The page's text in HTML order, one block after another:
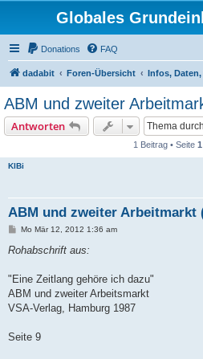
Globales
Donations FAQ
dadabit Foren-Übersicht Infos,
ABM und zweiter
Antworten
1 Beitrag • Seite 1
KlBi
ABM und zweiter Arbeitmarkt
B
i
a
Mo Mär 12, 2012 1:36 am
Rohabschrift aus:
"Eine Zeitlang gehöre ich dazu"
ABM und zweiter Arbeitsmarkt
VSA-Verlag, Hamburg 1987
Seite 9